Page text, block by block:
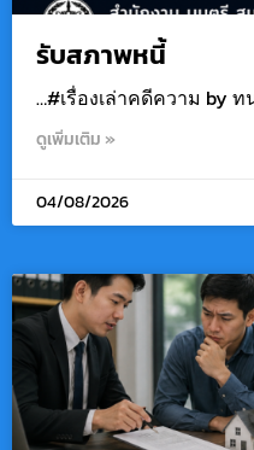
รับสภาพหนี้
…#เรื่องเล่าคดีความ by
ดูเพิ่มเติม »
04/08/2026